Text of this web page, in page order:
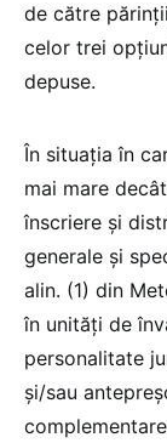
de către
celor trei
depuse.
În situația în
mai mare
înscriere și
generale și
alin. (1) din
în unități de
personalitate
și/sau